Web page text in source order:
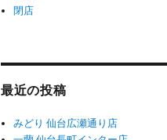
閉店
最近の投稿
みどり 仙台広瀬通り店